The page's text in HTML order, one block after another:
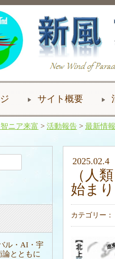
サイト概要
ニア来富 > 活動報告 > 最新情報
ル・AI・宇
論とともに
2025.02.4
（人
始ま
カテゴリー